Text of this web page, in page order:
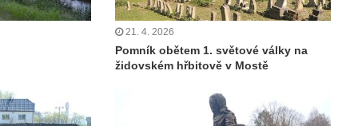
21. 4. 2026
Pomník obětem 1. světové války na
židovském hřbitově v Mostě